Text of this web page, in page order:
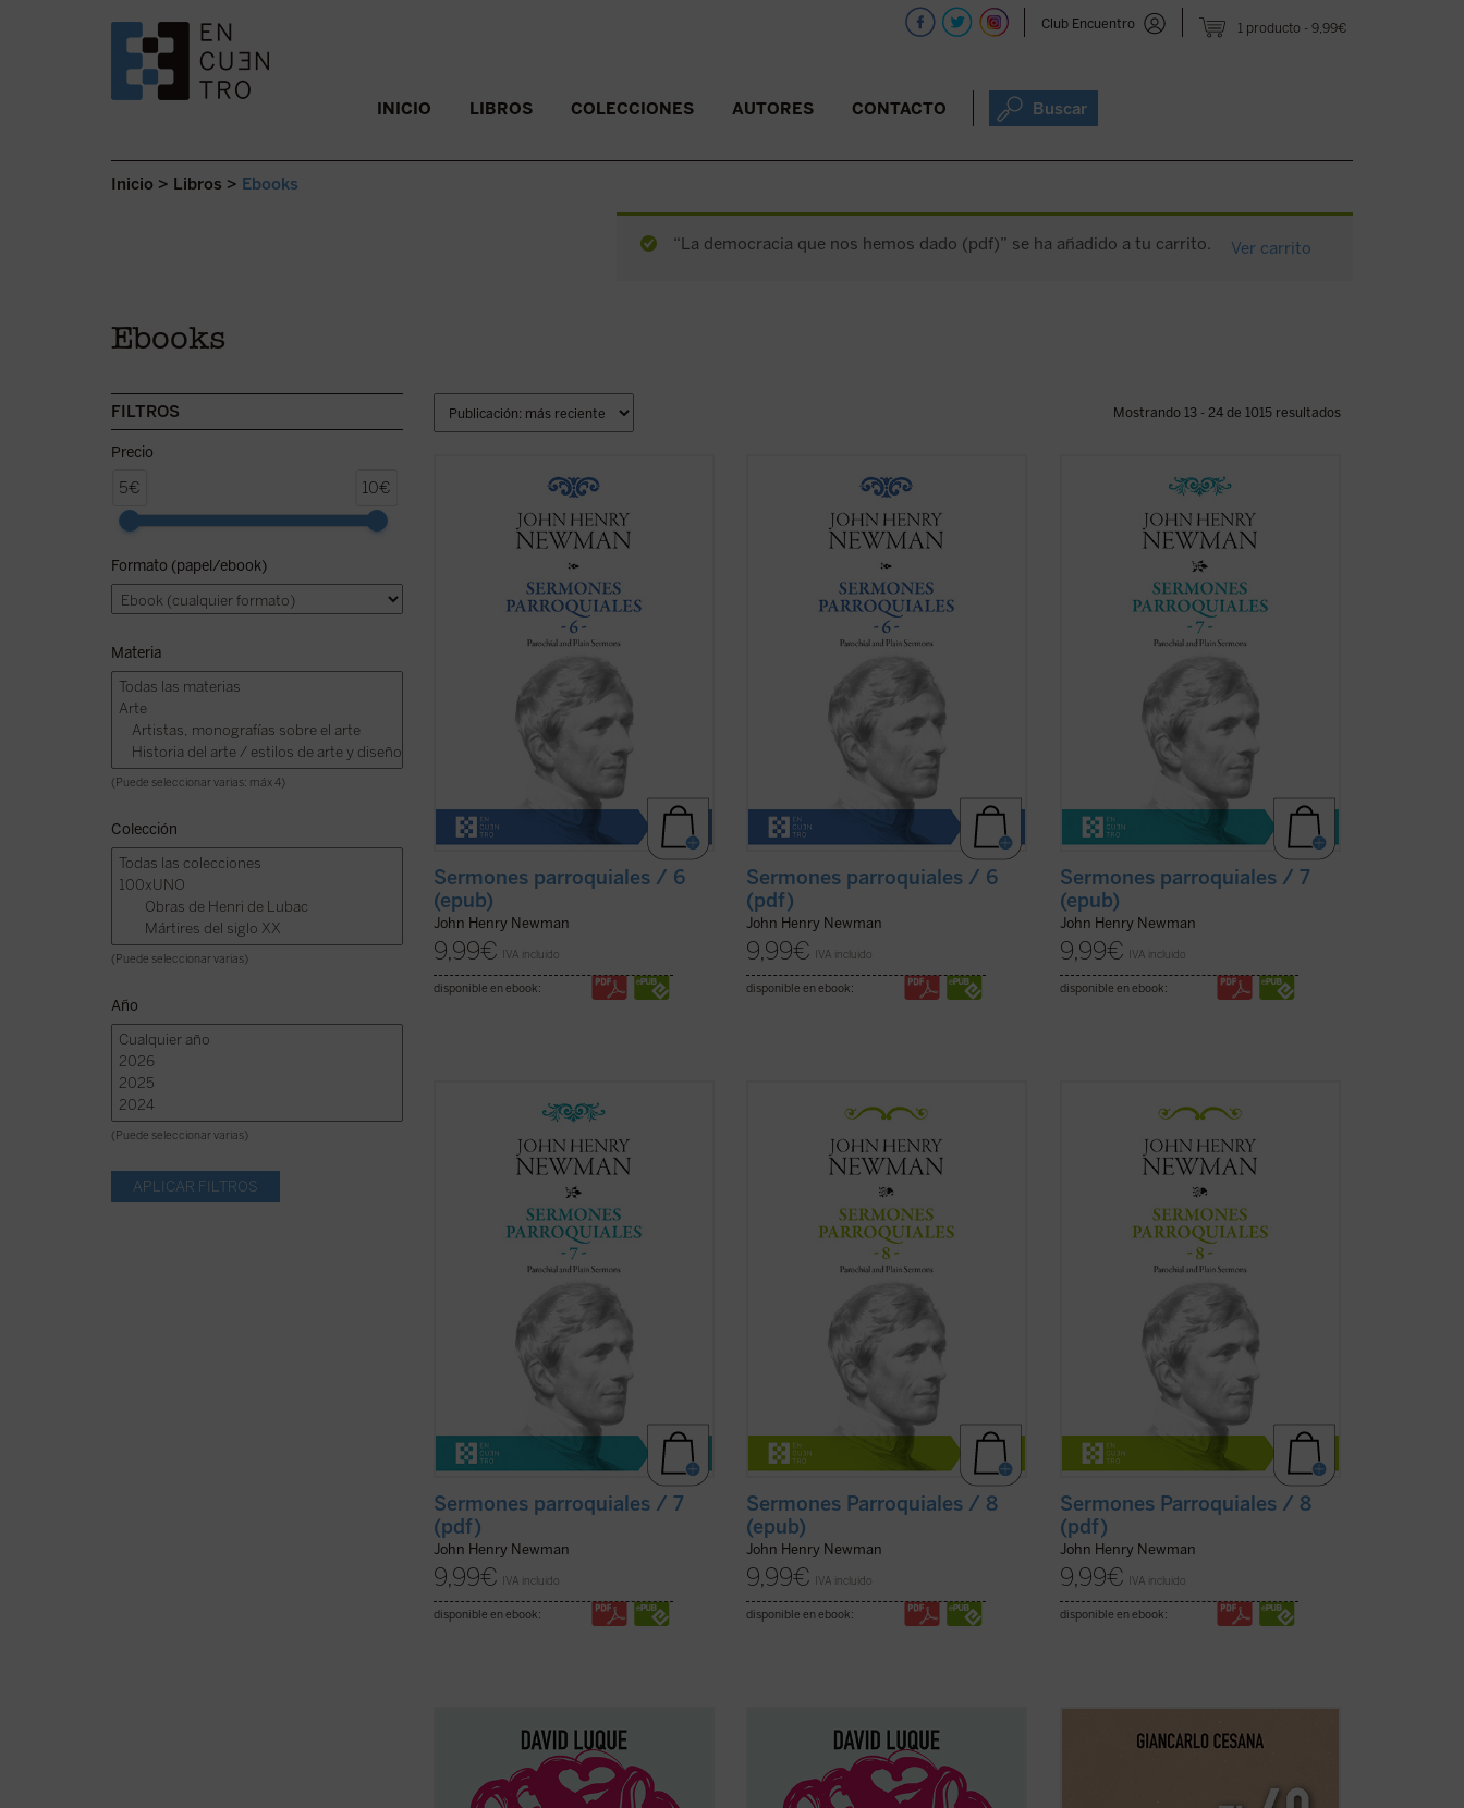
1 producto 9,99€
Club Encuentro
SALTAR AL CONTENIDO. INICIO LIBROS COLECCIONES AUTORES CONTACTO Buscar
Inicio > Libros > Ebooks
“La democracia que nos hemos dado (pdf)” se ha añadido a tu carrito. Ver carrito
Ebooks
FILTROS
Precio
5€ 10€
Formato (papel/ebook)
Materia
(Puede seleccionar varias: máx 4)
Colección
(Puede seleccionar varias)
Año
(Puede seleccionar varias)
Mostrando 13 - 24 de 1015 resultados
Los sermones de esta sexta entrega de
predicados a lo largo de seis años, entre
1836 y el decisivo 1841. La impresión es
que Newman seleccionó con mucho
equilibrio los veinticinco sermones de
este volumen. ...(ver ficha)
Sermones parroquiales / 6
(epub)
John Henry Newman
9,99€ IVA incluido
disponible en ebook:
Los sermones de esta sexta entrega de
predicados a lo largo de seis años, entre
1836 y el decisivo 1841. La impresión es
que Newman seleccionó con mucho
equilibrio los veinticinco sermones de
este volumen. ...(ver ficha)
Sermones parroquiales / 6
(pdf)
John Henry Newman
9,99€ IVA incluido
disponible en ebook:
En 1842, tras la aparición del sexto
terminada la publicación de la serie de
Sermones parroquiales. En esos
momentos se hallaba inmerso en el
dramático proceso interior que
culminaría con su conversión ...(ver ficha)
Sermones parroquiales / 7
(epub)
John Henry Newman
9,99€ IVA incluido
disponible en ebook:
En 1842, tras la aparición del sexto
terminada la publicación de la serie de
Sermones parroquiales. En esos
momentos se hallaba inmerso en el
dramático proceso interior que
culminaría con su conversión ...(ver ficha)
Sermones parroquiales / 7
(pdf)
John Henry Newman
9,99€ IVA incluido
disponible en ebook:
Al igual que en el tomo anterior, los 18
Sermones parroquiales
formaron parte de la primera edición de
1842, previa a la conversión de Newman
al catolicismo, sino que fueron incluidos
(ver ficha)
Sermones Parroquiales / 8
(epub)
John Henry Newman
9,99€ IVA incluido
disponible en ebook:
Al igual que en el tomo anterior, los 18
Sermones parroquiales
formaron parte de la primera edición de
1842, previa a la conversión de Newman
al catolicismo, sino que fueron incluidos
(ver ficha)
Sermones Parroquiales / 8
(pdf)
John Henry Newman
9,99€ IVA incluido
disponible en ebook:
David Luque investiga la teoría de la
«educación liberal» a fin de hablar sobre
el amor: el amor a los libros, el amor a
las criaturas y el amor divino. Un
David Luque investiga la teoría de la
«educación liberal» a fin de hablar sobre
el amor: el amor a los libros, el amor a
las criaturas y el amor divino. Un
Giancarlo Cesana afirma que vivimos un
acontecimientos de 1968 y la ruptura con